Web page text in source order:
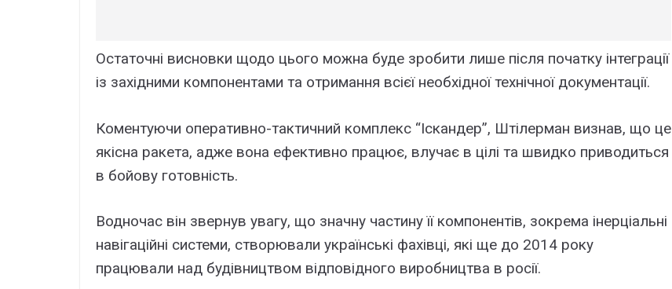
Остаточні висновки щодо цього можна буде зробити лише після початку інтеграції
із західними компонентами та отримання всієї необхідної технічної документації.
Коментуючи оперативно-тактичний комплекс “Іскандер”, Штілерман визнав, що це
якісна ракета, адже вона ефективно працює, влучає в цілі та швидко приводиться
в бойову готовність.
Водночас він звернув увагу, що значну частину її компонентів, зокрема інерціальні
навігаційні системи, створювали українські фахівці, які ще до 2014 року
працювали над будівництвом відповідного виробництва в росії.